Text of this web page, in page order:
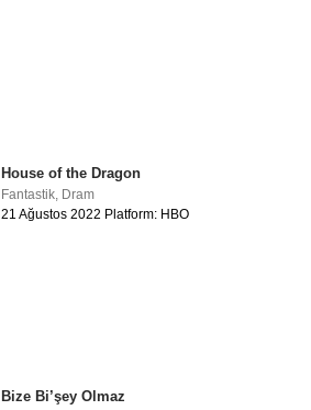
House of the Dragon
Fantastik Dram
21 Ağustos 2022 Platform: HBO
Bize Bi’şey Olmaz